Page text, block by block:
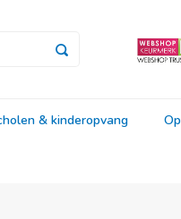
& kinderopvang